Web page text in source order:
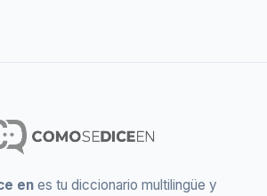
enes tu diccionario multilingüe y